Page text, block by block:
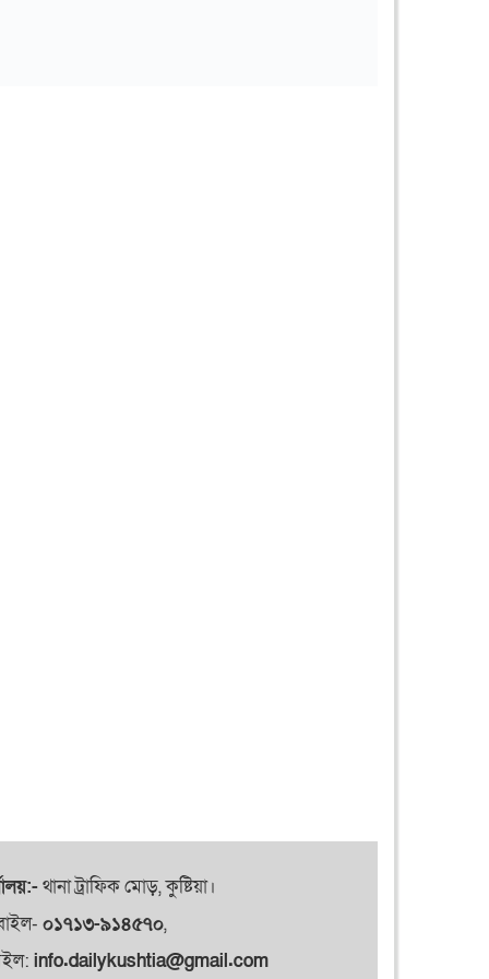
থানা ট্রাফিক মোড়, কুষ্টিয়া।
০১৭১৩-৯১৪৫৭০,
info.dailykushtia@gmail.com